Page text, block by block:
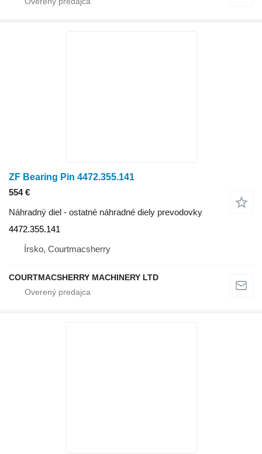
ZF Bearing Pin 4472.355.141
554 €
Náhradný diel - ostatné náhradné diely prevodovky
4472.355.141
Írsko, Courtmacsherry
COURTMACSHERRY MACHINERY LTD